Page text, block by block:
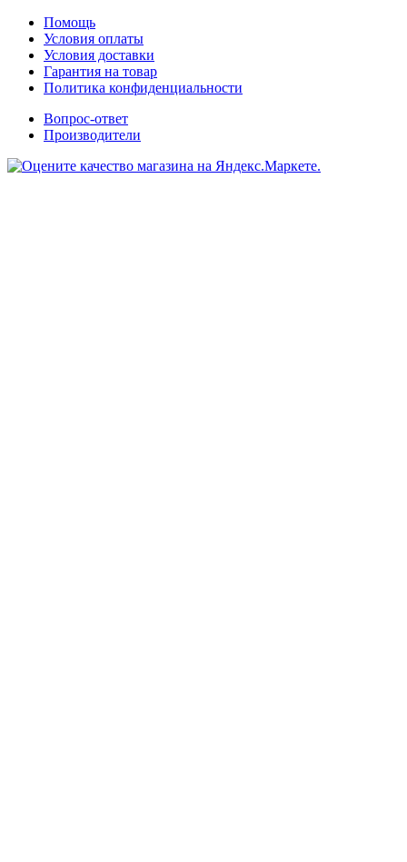
Помощь
Условия оплаты
Условия доставки
Гарантия на товар
Политика конфиденциальности
Вопрос-ответ
Производители